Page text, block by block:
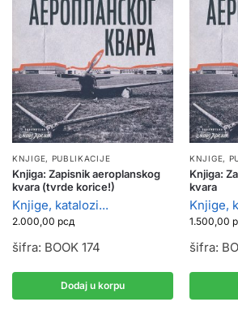
KNJIGE, PUBLIKACIJE
Knjiga: Zapisnik aeroplanskog
kvara (tvrde korice!)
Knjige, katalozi...
2.000,00 рсд
šifra: BOOK 174
Dodaj u korpu
KNJIGE,
Knjiga:
kvara
Knjige,
1.500,00
šifra: